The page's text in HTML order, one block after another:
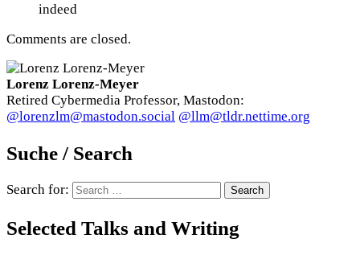
indeed
Comments are closed.
Lorenz Lorenz-Meyer
Retired Cybermedia Professor, Mastodon:
@lorenzlm@mastodon.social @llm@tldr.nettime.org
Suche / Search
Search for:
Selected Talks and Writing